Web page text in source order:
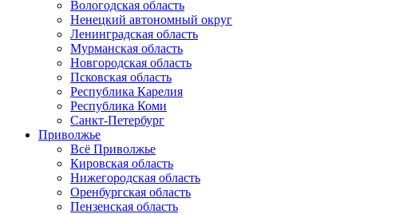
Вологодская область
Ненецкий автономный округ
Ленинградская область
Мурманская область
Новгородская область
Псковская область
Республика Карелия
Республика Коми
Санкт-Петербург
Приволжье
Всё Приволжье
Кировская область
Нижегородская область
Оренбургская область
Пензенская область